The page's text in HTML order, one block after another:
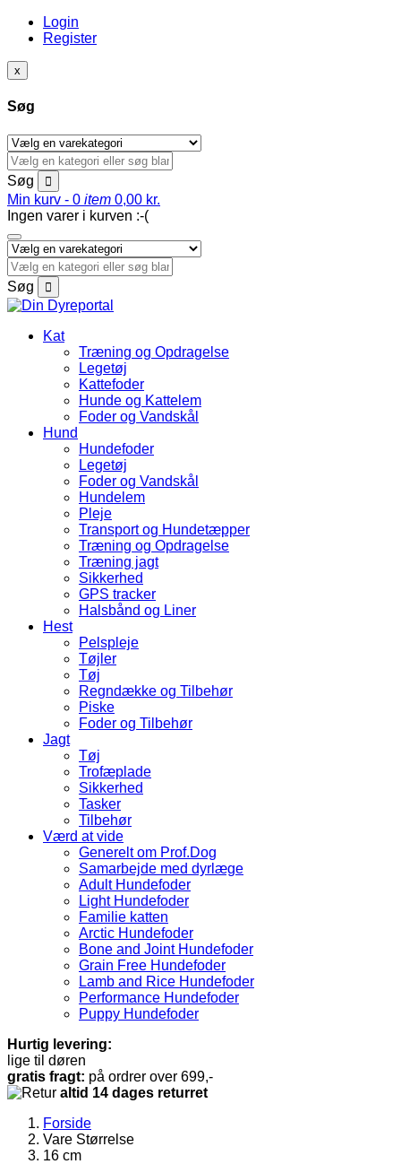
Login
Register
x
Søg
Søg
Min kurv - 0 item 0,00 kr.
Ingen varer i kurven :-(
Søg
Kat
Træning og Opdragelse
Legetøj
Kattefoder
Hunde og Kattelem
Foder og Vandskål
Hund
Hundefoder
Legetøj
Foder og Vandskål
Hundelem
Pleje
Transport og Hundetæpper
Træning og Opdragelse
Træning jagt
Sikkerhed
GPS tracker
Halsbånd og Liner
Hest
Pelspleje
Tøjler
Tøj
Regndække og Tilbehør
Piske
Foder og Tilbehør
Jagt
Tøj
Trofæplade
Sikkerhed
Tasker
Tilbehør
Værd at vide
Generelt om Prof.Dog
Samarbejde med dyrlæge
Adult Hundefoder
Light Hundefoder
Familie katten
Arctic Hundefoder
Bone and Joint Hundefoder
Grain Free Hundefoder
Lamb and Rice Hundefoder
Performance Hundefoder
Puppy Hundefoder
Hurtig levering:
lige til døren
gratis fragt: på ordrer over 699,-
altid 14 dages returret
Forside
Vare Størrelse
16 cm